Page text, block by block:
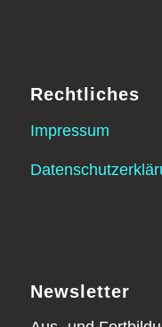
Rechtliches
Impressum
Newsletter